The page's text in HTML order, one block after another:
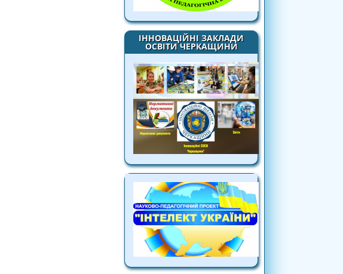
ІННОВАЦІЙНІ ЗАКЛАДИ
ОСВІТИ ЧЕРКАЩИНИ